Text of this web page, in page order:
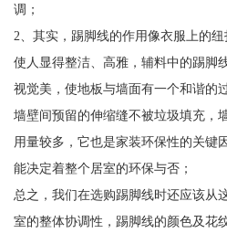
调；
2、其实，踢脚线的作用像衣服上的
使人显得整洁、高雅，辅料中的踢脚
视觉美，使地板与墙面有一个和谐的
墙壁间预留的伸缩缝不被垃圾填充，
用量较多，它也是家装环保性的关键
能决定着整个居室的环保与否；
总之，我们在选购踢脚线时还应该从
室的整体协调性，踢脚线的颜色及花